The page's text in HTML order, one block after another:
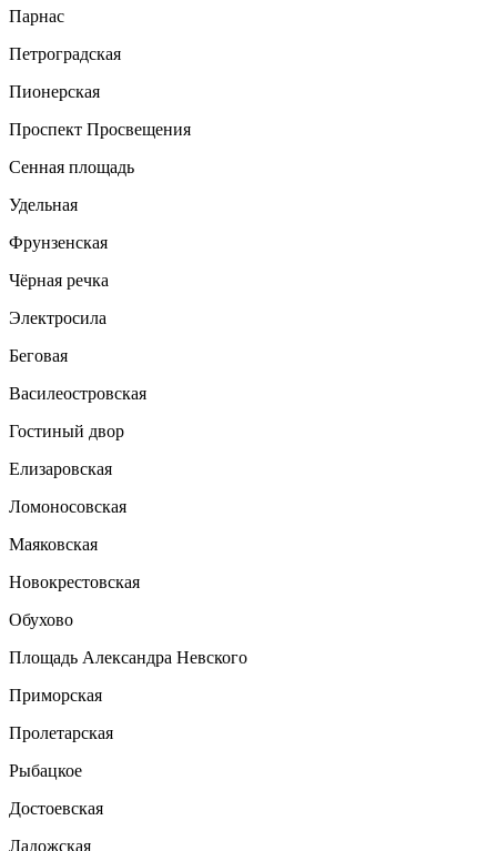
Парнас
Петроградская
Пионерская
Проспект Просвещения
Сенная площадь
Удельная
Фрунзенская
Чёрная речка
Электросила
Беговая
Василеостровская
Гостиный двор
Елизаровская
Ломоносовская
Маяковская
Новокрестовская
Обухово
Площадь Александра Невского
Приморская
Пролетарская
Рыбацкое
Достоевская
Ладожская